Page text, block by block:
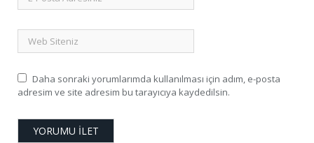
Daha sonraki yorumlarımda kullanılması için adım, e-posta
adresim ve site adresim bu tarayıcıya kaydedilsin.